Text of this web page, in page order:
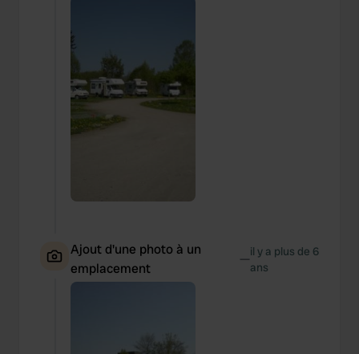
Ajout d'une photo à un
emplacement
—il y a plus de 6
ans